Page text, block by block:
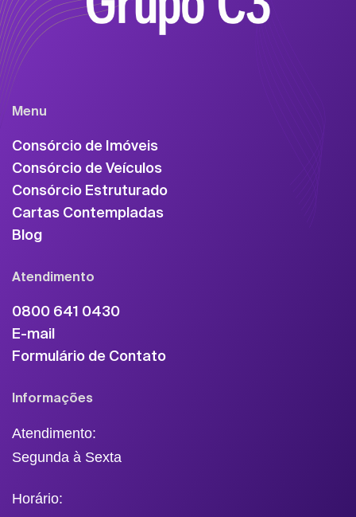
Menu
Consórcio de Imóveis
Consórcio de Veículos
Consórcio Estruturado
Cartas Contempladas
Blog
Atendimento
0800 641 0430
E-mail
Formulário de Contato
Informações
Atendimento:
Segunda à Sexta
Horário: